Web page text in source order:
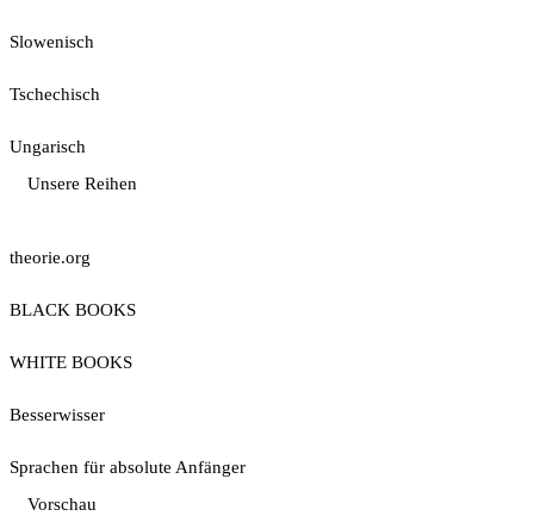
Slowenisch
Tschechisch
Ungarisch
Unsere Reihen
theorie.org
BLACK BOOKS
WHITE BOOKS
Besserwisser
Sprachen für absolute Anfänger
Vorschau